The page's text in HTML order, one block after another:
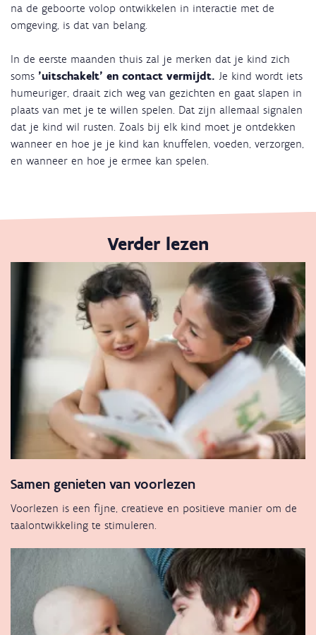
na de geboorte volop ontwikkelen in interactie met de
omgeving, is dat van belang.
In de eerste maanden thuis zal je merken dat je kind zich
soms ’uitschakelt’ en contact vermijdt. Je kind wordt iets
humeuriger, draait zich weg van gezichten en gaat slapen in
plaats van met je te willen spelen. Dat zijn allemaal signalen
dat je kind wil rusten. Zoals bij elk kind moet je ontdekken
wanneer en hoe je je kind kan knuffelen, voeden, verzorgen,
en wanneer en hoe je ermee kan spelen.
Verder lezen
Samen genieten van voorlezen
Voorlezen is een fijne, creatieve en positieve manier om de
taalontwikkeling te stimuleren.